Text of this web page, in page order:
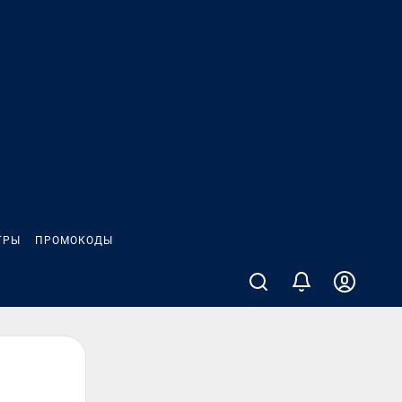
ПРОМОКОДЫ